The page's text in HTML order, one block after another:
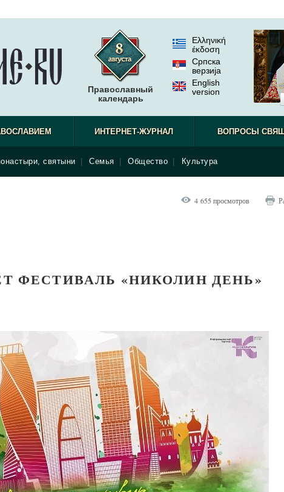
Православный
календарь
Ελληνική
έκδοση
Српска
верзиjа
English
version
ИНТЕРНЕТ-ЖУРНАЛ ВОПРОСЫ
святыни Семья Общество Культура
4 655 просмотров
ФЕСТИВАЛЬ «НИКОЛИН ДЕНЬ»